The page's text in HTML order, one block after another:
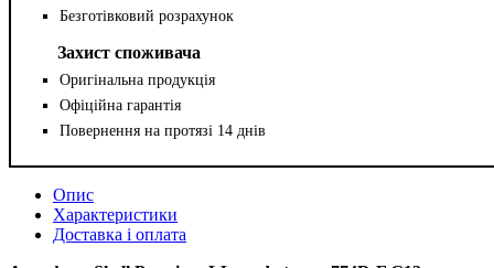
Безготівковий розрахунок
Захист споживача
Оригінальна продукція
Офіційна гарантія
Повернення на протязі 14 днів
Опис
Характеристики
Доставка і оплата